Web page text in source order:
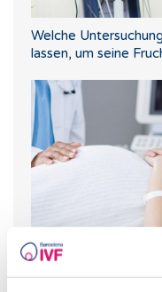
Welche
lassen, um seine
Was ist eine